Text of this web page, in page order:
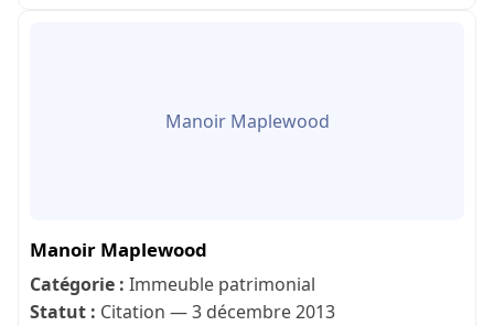
Manoir Maplewood
Manoir Maplewood
Catégorie : Immeuble patrimonial
Statut : Citation — 3 décembre 2013